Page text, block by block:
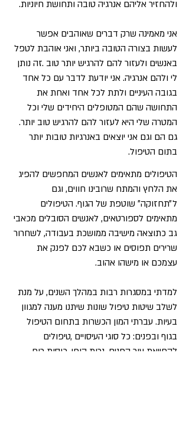
ולהחזיר אליהם אנרגיה טובה ותחושת חיוניות.
אני מאמינה שרק דברים שאוהבים אפשר
לעשות בצורה הטובה ביותר, ואני אוהבת לטפל
באנשים ולעזור להם להרגיש יותר טוב .זה נותן
לי ולהם אנרגיה. אני יודעת לדבר עם כל אחד
בגובה העיניים ולתת לכל אחד ואחת את
התחושה שהם המטופלים היחידים שלי וכל
המטרה שלי היא לעזור להם להרגיש טוב יותר.
גם הם וגם אני יוצאים באנרגיות טובות יותר
בתום הטיפול.
הטיפולים מתאימים לאנשים המחפשים להפיג
את הלחץ והמתח שרובינו חווים, וגם
ל״תחזוקה״ שוטפת של הגוף. הטיפולים
מתאימים לספורטאים, לאנשים הסובלים מכאבי
גב כתוצאה מישיבה ממושכת בעבודה, לשחרור
שרירים תפוסים או כשבא לכם לפנק את
עצמכם או מישהו אהוב.
למדתי במסגרות רבות במהלך השנים, על מנת
לשלב שיטות טיפול שונות שיתנו מענה למגוון
בעיות. עברתי המון הכשרות בתחום הטיפול
בגוף ובפנים: כל סוגי העיסויים ,טיפולים
להחייאת עור הפנים, נרות הופי, כוסות רוח